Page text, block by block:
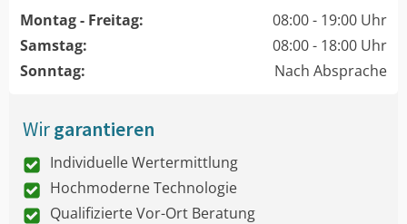
Montag - Freitag:
08:00 - 19:00 Uhr
Samstag:
08:00 - 18:00 Uhr
Sonntag:
Nach Absprache
Wirgarantieren
Individuelle Wertermittlung
Hochmoderne Technologie
Qualifizierte Vor-Ort Beratung